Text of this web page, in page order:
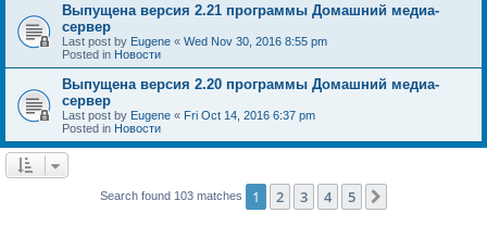
Выпущена версия 2.21 программы Домашний медиа-
сервер
Last post by Eugene « Wed Nov 30, 2016 8:55 pm
Posted in Новости
Выпущена версия 2.20 программы Домашний медиа-
сервер
Last post by Eugene « Fri Oct 14, 2016 6:37 pm
Posted in Новости
Search found 103 matches 1 2 3 4 5